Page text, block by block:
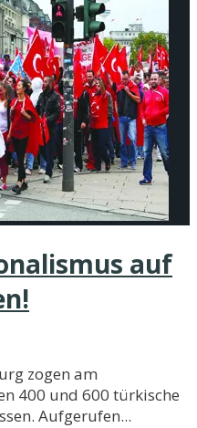
auf
zogen am
400 und 600 türkische
Aufgerufen...